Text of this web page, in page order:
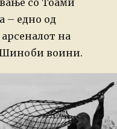
со Тоами
– едно од
на
Шиноби воини.